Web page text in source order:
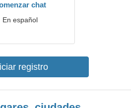
chat
En español
registro